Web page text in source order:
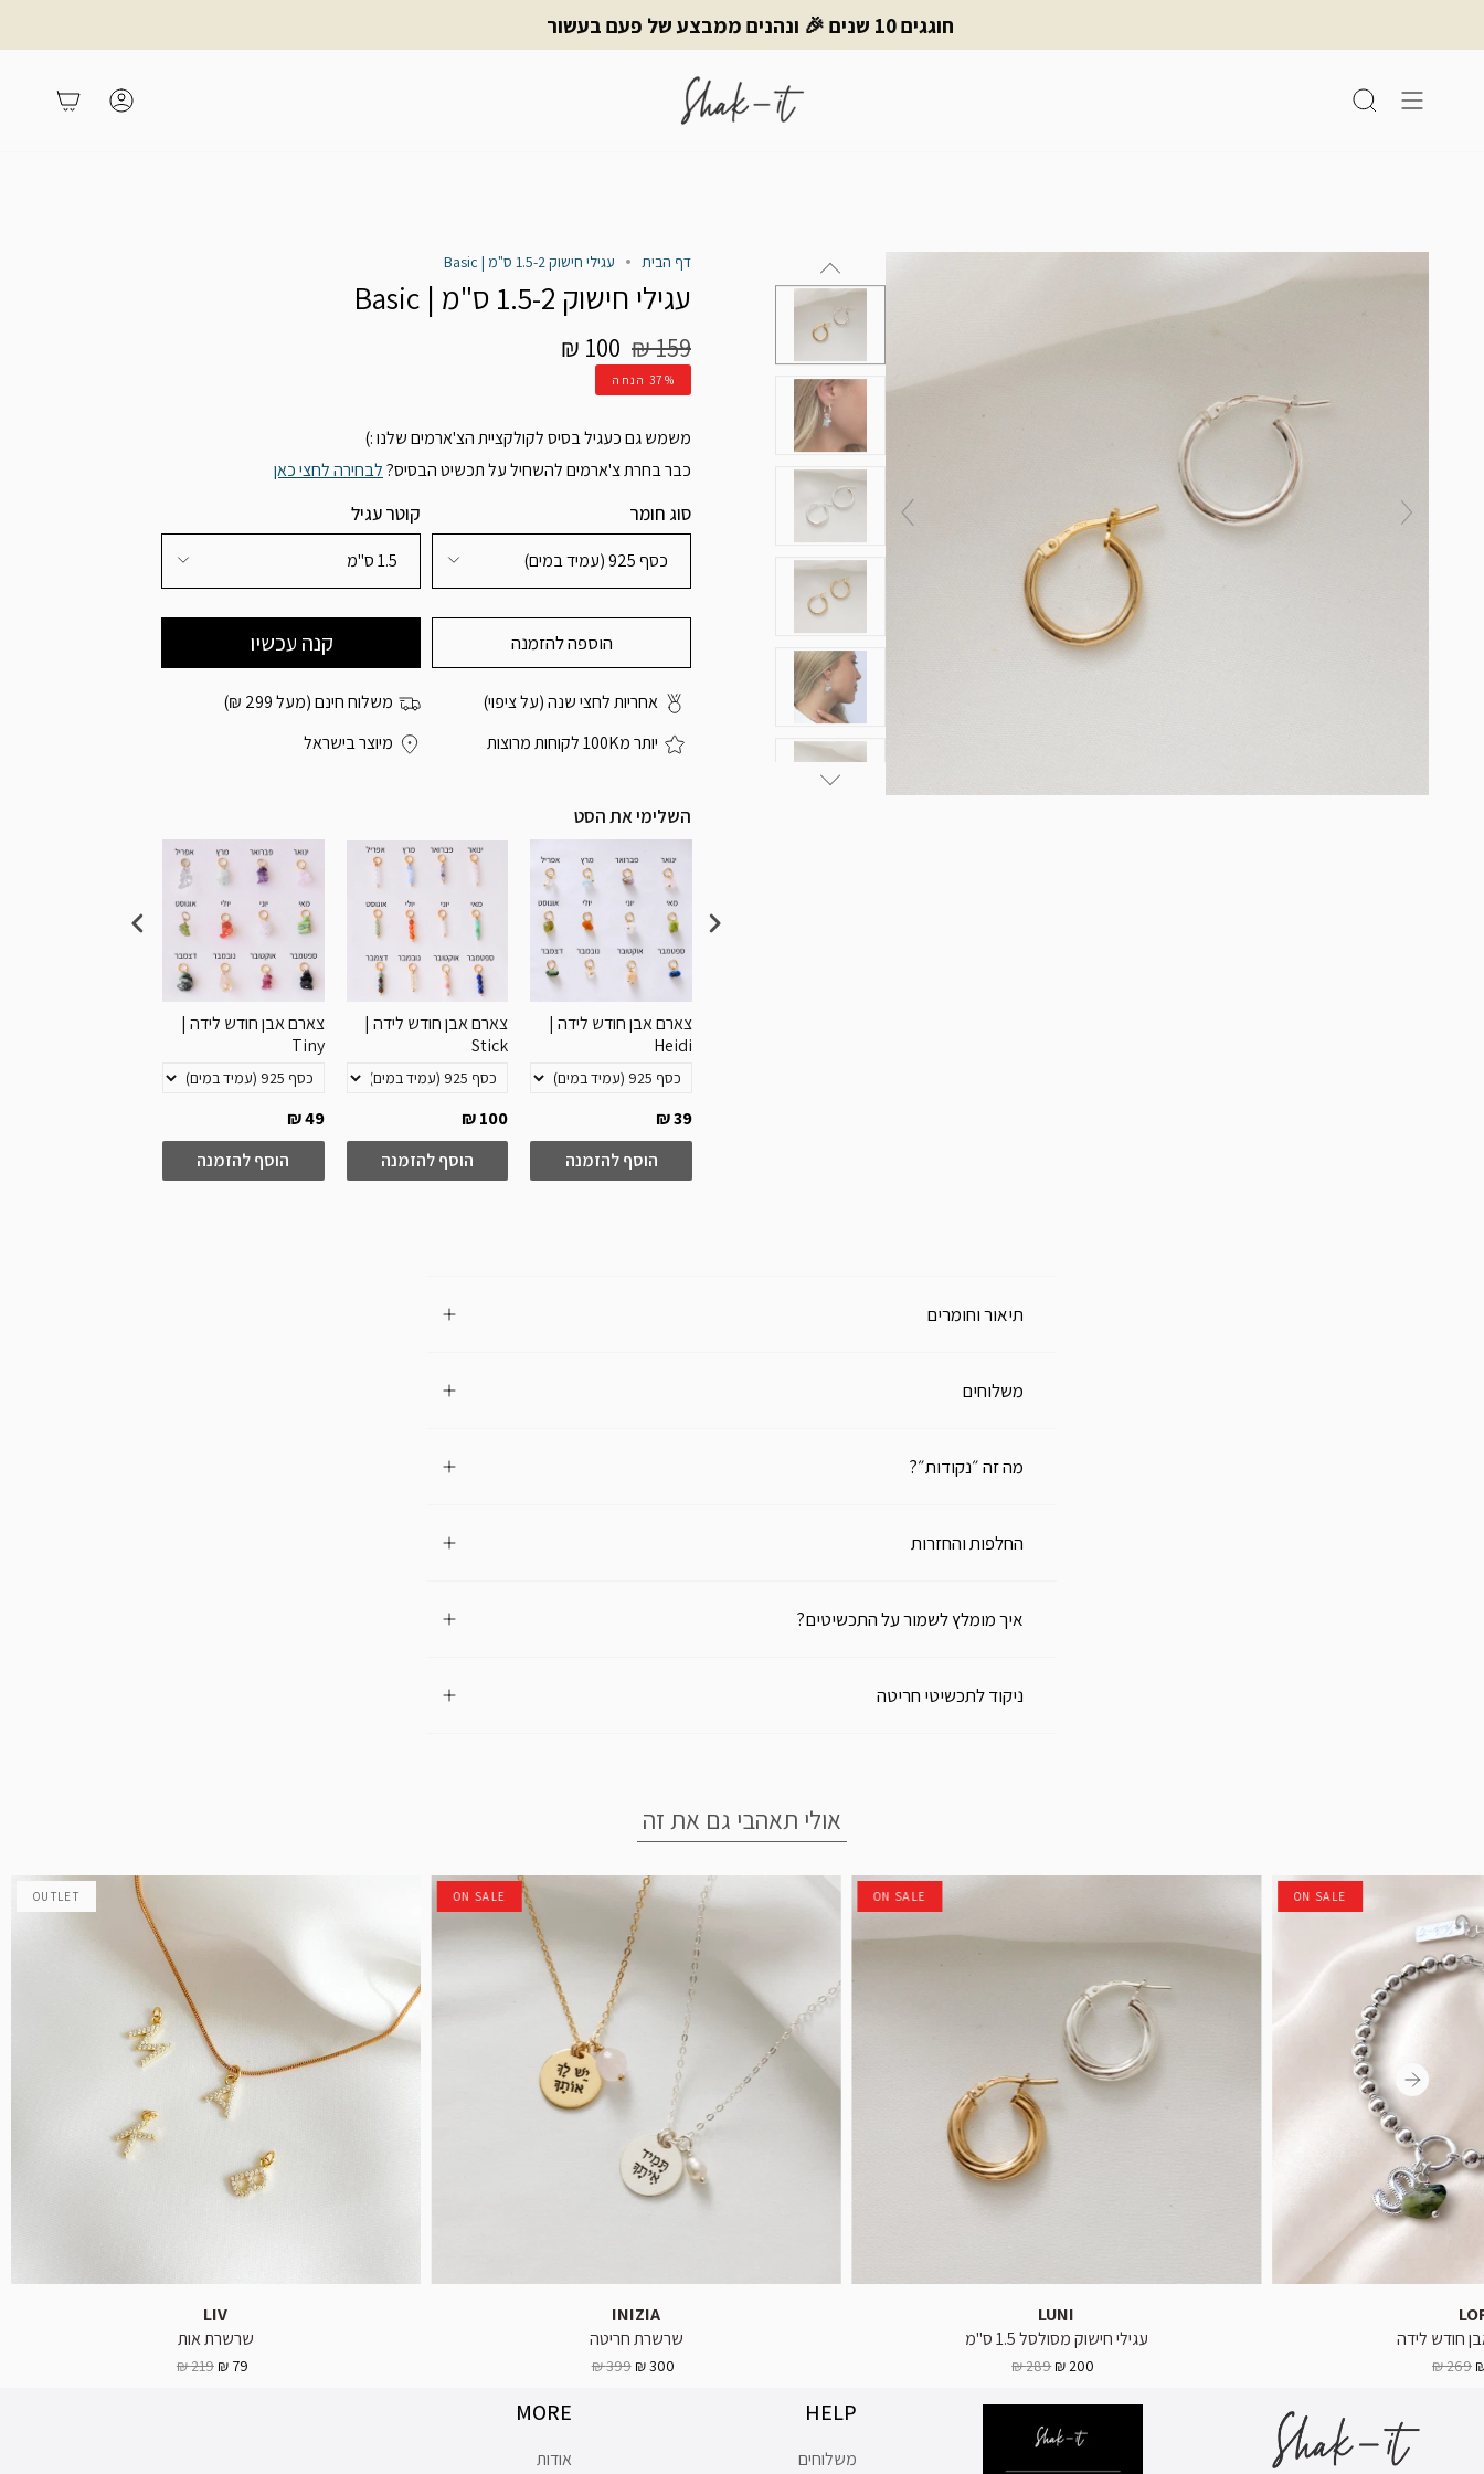
חוגגים 10 שנים 🎉 ונהנים ממבצע של פעם בעשור
חיפוש משתמש
דף הבית עגילי חישוק 1.5-2 ס"מ | Basic
עגילי חישוק 1.5-2 ס"מ | Basic
100 ₪
מחיר
רגיל
159 ₪
37%הנחה
משמש גם כעגיל בסיס לקולקציית הצ'ארמים שלנו :)
כבר בחרת צ'ארמים להשחיל על תכשיט הבסיס?לבחירה לחצי כאן
סוג חומר
כסף 925 (עמיד במים)
קוטר עגיל
1.5 ס"מ
הוספה להזמנה
אחריות לחצי שנה (על ציפוי)
משלוח חינם (מעל 299 ₪)
יותר מ100K לקוחות מרוצות
מיוצר בישראל
השלימי את הסט
צארם אבן חודש לידה |
Heidi
39 ₪
הוסף להזמנה
צארם אבן חודש לידה |
Stick
100 ₪
הוסף להזמנה
צארם אבן חודש לידה |
Tiny
49 ₪
הוסף להזמנה
תיאור וחומרים
משלוחים
מה זה ״נקודות״?
החלפות והחזרות
איך מומלץ לשמור על התכשיטים?
ניקוד לתכשיטי חריטה
אולי תאהבי גם את זה
OUTLET
LIV
שרשרת אות
79 ₪
219 ₪
ON SALE
INIZIA
שרשרת חריטה
300 ₪
399 ₪
ON SALE
LUNI
עגילי חישוק מסולסל 1.5 ס"מ
200 ₪
289 ₪
ON SALE
חודש לידה
269 ₪
HELP
משלוחים
MORE
אודות